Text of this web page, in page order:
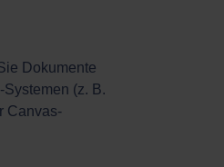
Dokumente
(z. B.
Canvas-